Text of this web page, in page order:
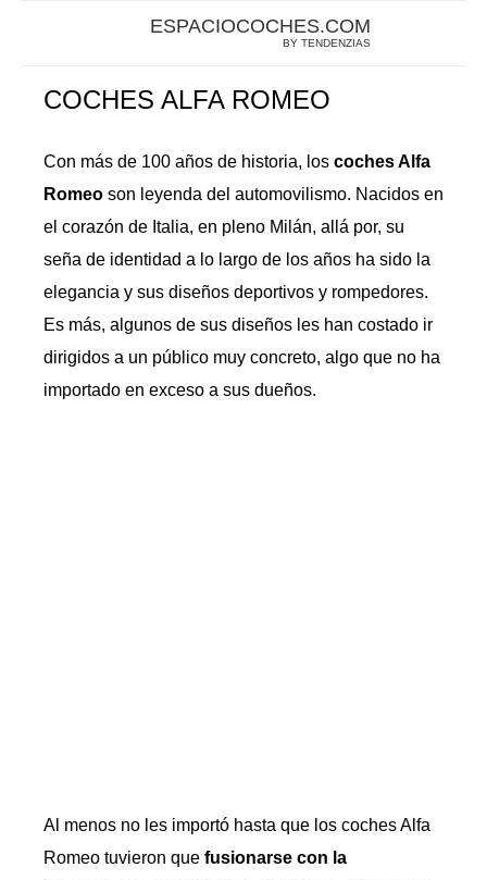
ESPACIOCOCHES.COM
BY TENDENZIAS
COCHES ALFA ROMEO
Con más de 100 años de historia, los coches Alfa
Romeo son leyenda del automovilismo. Nacidos en
el corazón de Italia, en pleno Milán, allá por, su
seña de identidad a lo largo de los años ha sido la
elegancia y sus diseños deportivos y rompedores.
Es más, algunos de sus diseños les han costado ir
dirigidos a un público muy concreto, algo que no ha
importado en exceso a sus dueños.
Al menos no les importó hasta que los coches Alfa
Romeo tuvieron que fusionarse con la